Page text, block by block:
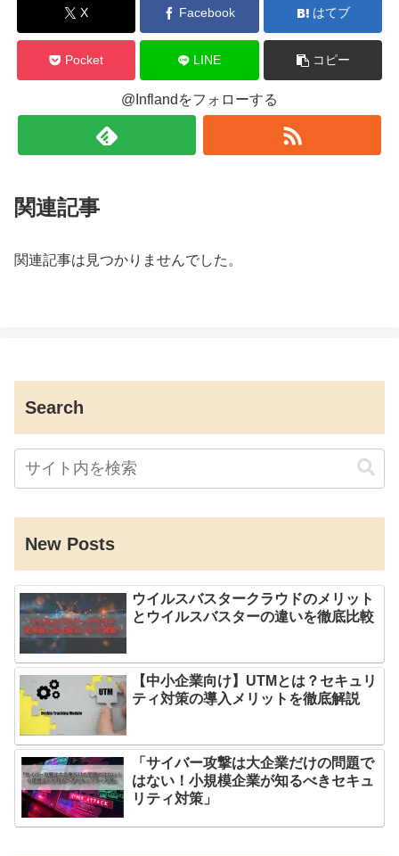
X Facebook はてブ
Pocket LINE コピー
@Inflandをフォローする
関連記事
関連記事は見つかりませんでした。
Search
New Posts
ウイルスバスタークラウドのメリット
とウイルスバスターの違いを徹底比較
【中小企業向け】UTMとは？セキュリ
ティ対策の導入メリットを徹底解説
「サイバー攻撃は大企業だけの問題で
はない！小規模企業が知るべきセキュ
リティ対策」